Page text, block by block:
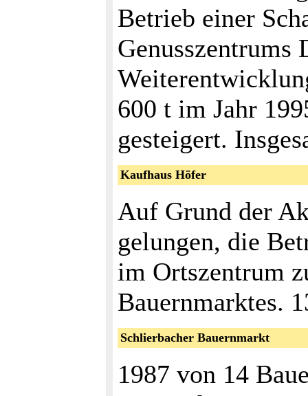
Betrieb einer
Genusszentrums
600 t im Jahr
gesteigert.
Kaufhaus Höfer
Auf Grund der
gelungen, die
im Ortszentrum
Bauernmarktes.
Schlierbacher Bauernmarkt
1987 von 14